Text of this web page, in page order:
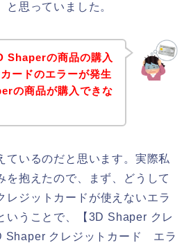
思っていました。
Shaperの商品の購入
ードのエラーが発生
の商品が購入できな
ているのだと思います。実際私
を抱えたので、まず、どうして
レジットカードが使えないエラ
いうことで、【3D Shaper クレ
Shaper クレジットカード エラ